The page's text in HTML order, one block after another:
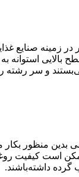
زمینه صنایع
۳ متر و ارتفاع یک متر که در
می‌بستند و سر
بدین منظور
است کیفیت
گرده داشته‌باشند.